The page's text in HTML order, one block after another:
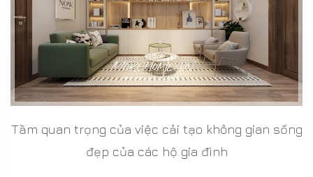
Tầm quan trọng của việc cải tạo không gian sống
đẹp của các hộ gia đình